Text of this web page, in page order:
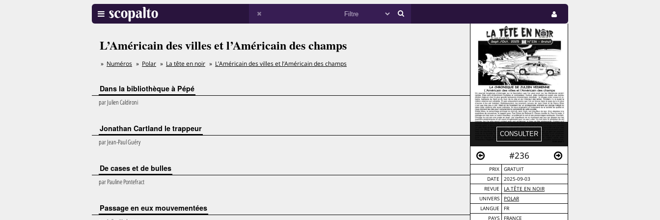
#236
PRIX
GRATUIT
DATE
2025-09-03
REVUE
LA TÊTE EN NOIR
UNIVERS
POLAR
LANGUE
FR
PAYS
FRANCE
L’Américain des villes et l’Américain des champs
Numéros Polar La tête en noir L’Américain des villes et l’Américain des champs
Dans la bibliothèque à Pépé
parJulien Caldironi
Jonathan Cartland le trappeur
parJean-Paul Guéry
De cases et de bulles
parPauline Pontefract
Passage en eux mouvementées